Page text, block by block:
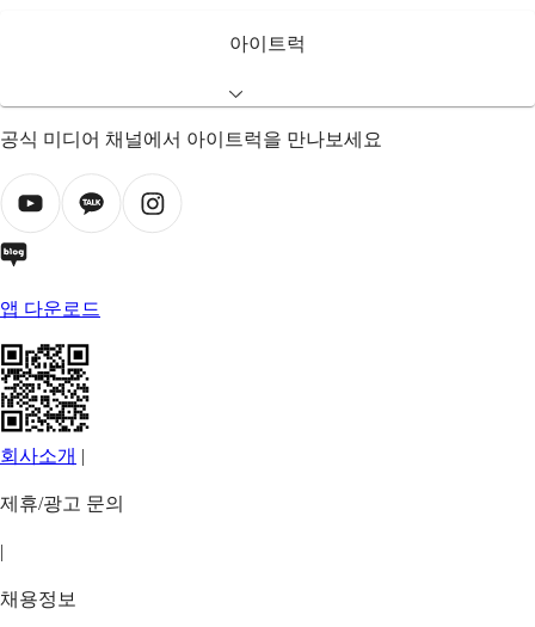
아이트럭
공식 미디어 채널에서 아이트럭을 만나보세요
앱 다운로드
회사소개 |
제휴/광고 문의
|
채용정보